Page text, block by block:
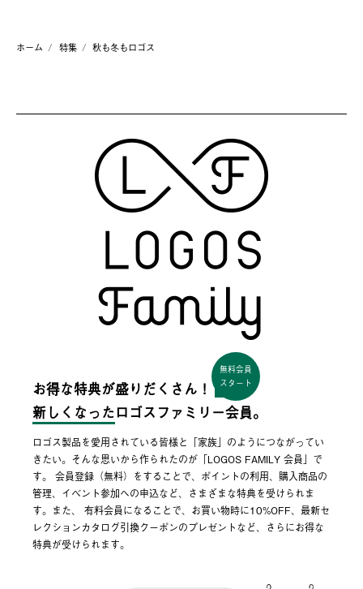
ホーム 特集 秋も冬もロゴス
お得な特典が盛りだくさん！
無料会員
スタート
新しくなった ロゴスファミリー会員。
ロゴス製品を愛用されている皆様と「家族」のようにつながってい
きたい。そんな思いから作られたのが「LOGOS FAMILY 会員」で
す。 会員登録（無料）をすることで、ポイントの利用、購入商品の
管理、イベント参加への申込など、さまざまな特典を受けられま
す。また、 有料会員になることで、お買い物時に10%OFF、最新セ
レクションカタログ引換クーポンのプレゼントなど、さらにお得な
特典が受けられます。